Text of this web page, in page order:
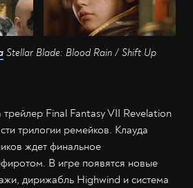
Stellar Blade: Blood Rain / Shift Up
трейлер Final Fantasy VII Revelation
трилогии ремейков. Клауда
ждет финальное
В игре появятся новые
дирижабль Highwind и система